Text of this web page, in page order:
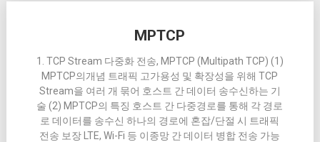
MPTCP
1. TCP Stream 다중화 전송, MPTCP (Multipath TCP) (1)
MPTCP의개념 트래픽 고가용성 및 확장성을 위해 TCP
Stream을 여러 개 묶어 호스트 간 데이터 송수신하는 기
술 (2) MPTCP의 특징 호스트 간 다중경로를 통해 각 경로
로 데이터를 송수신 하나의 경로에 혼잡/단절 시 트래픽
전송 보장 LTE, Wi-Fi 등 이종망 간 데이터 병합 전송 가능